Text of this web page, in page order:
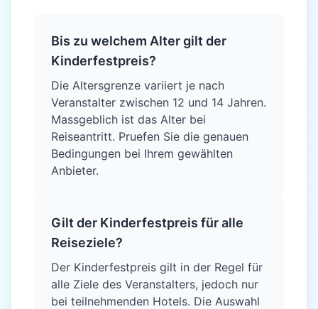
Bis zu welchem Alter gilt der
Kinderfestpreis?
Die Altersgrenze variiert je nach
Veranstalter zwischen 12 und 14 Jahren.
Massgeblich ist das Alter bei
Reiseantritt. Pruefen Sie die genauen
Bedingungen bei Ihrem gewählten
Anbieter.
Gilt der Kinderfestpreis für alle
Reiseziele?
Der Kinderfestpreis gilt in der Regel für
alle Ziele des Veranstalters, jedoch nur
bei teilnehmenden Hotels. Die Auswahl